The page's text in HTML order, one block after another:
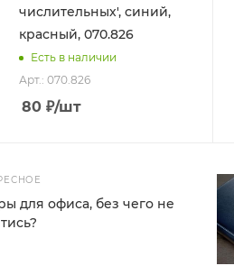
числительных', синий,
красный, 070.826
Есть в наличии
Арт.: 070.826
80₽/шт
для офиса, без чего не